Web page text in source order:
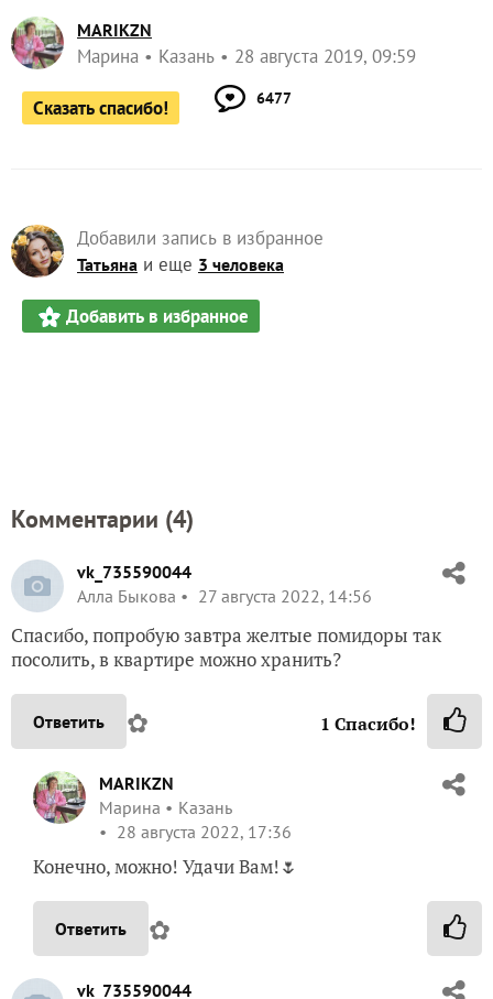
Автор записи:
Марина Казань 28 августа 2019, 09:59
Татьянаи еще3 человека
Комментарии (4)
Алла Быкова
27 августа 2022, 14:56
посолить, в квартире можно хранить?
Ответить ✿
MARIKZN
Казань
28 августа 2022, 17:36
Конечно, можно! Удачи Вам!🌷
✿